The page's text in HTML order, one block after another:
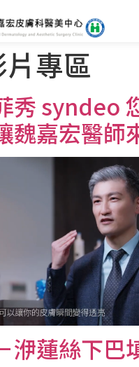
片專區
秀 syndeo
魏嘉宏醫師
洢蓮絲下巴